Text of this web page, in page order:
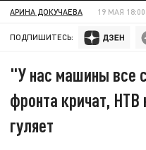
АРИНА ДОКУЧАЕВА 19 МАЯ 18:00
ПОДПИШИТЕСЬ:
"У нас машины все
фронта кричат,
гуляет